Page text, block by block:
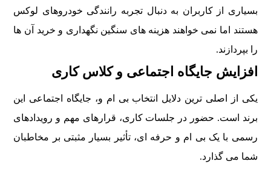
بسياری از کاربران به دنبال تجربه رانندگی خودروهای لوکس
هستند اما نمی خواهند هزينه های سنگين نگهداری و خريد آن ها
را بپردازند.
افزايش جايگاه اجتماعی و کلاس کاری
يکی از اصلی ترين دلايل انتخاب بی ام و، جايگاه اجتماعی اين
برند است. حضور در جلسات کاری، قرارهای مهم و رويدادهای
رسمی با يک بی ام و حرفه ای، تأثير بسيار مثبتی بر مخاطبان
شما می گذارد.